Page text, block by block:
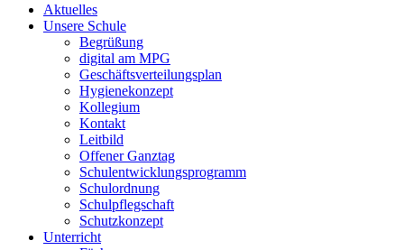
Aktuelles
Unsere Schule
Begrüßung
digital am MPG
Geschäftsverteilungsplan
Hygienekonzept
Kollegium
Kontakt
Leitbild
Offener Ganztag
Schulentwicklungsprogramm
Schulordnung
Schulpflegschaft
Schutzkonzept
Unterricht